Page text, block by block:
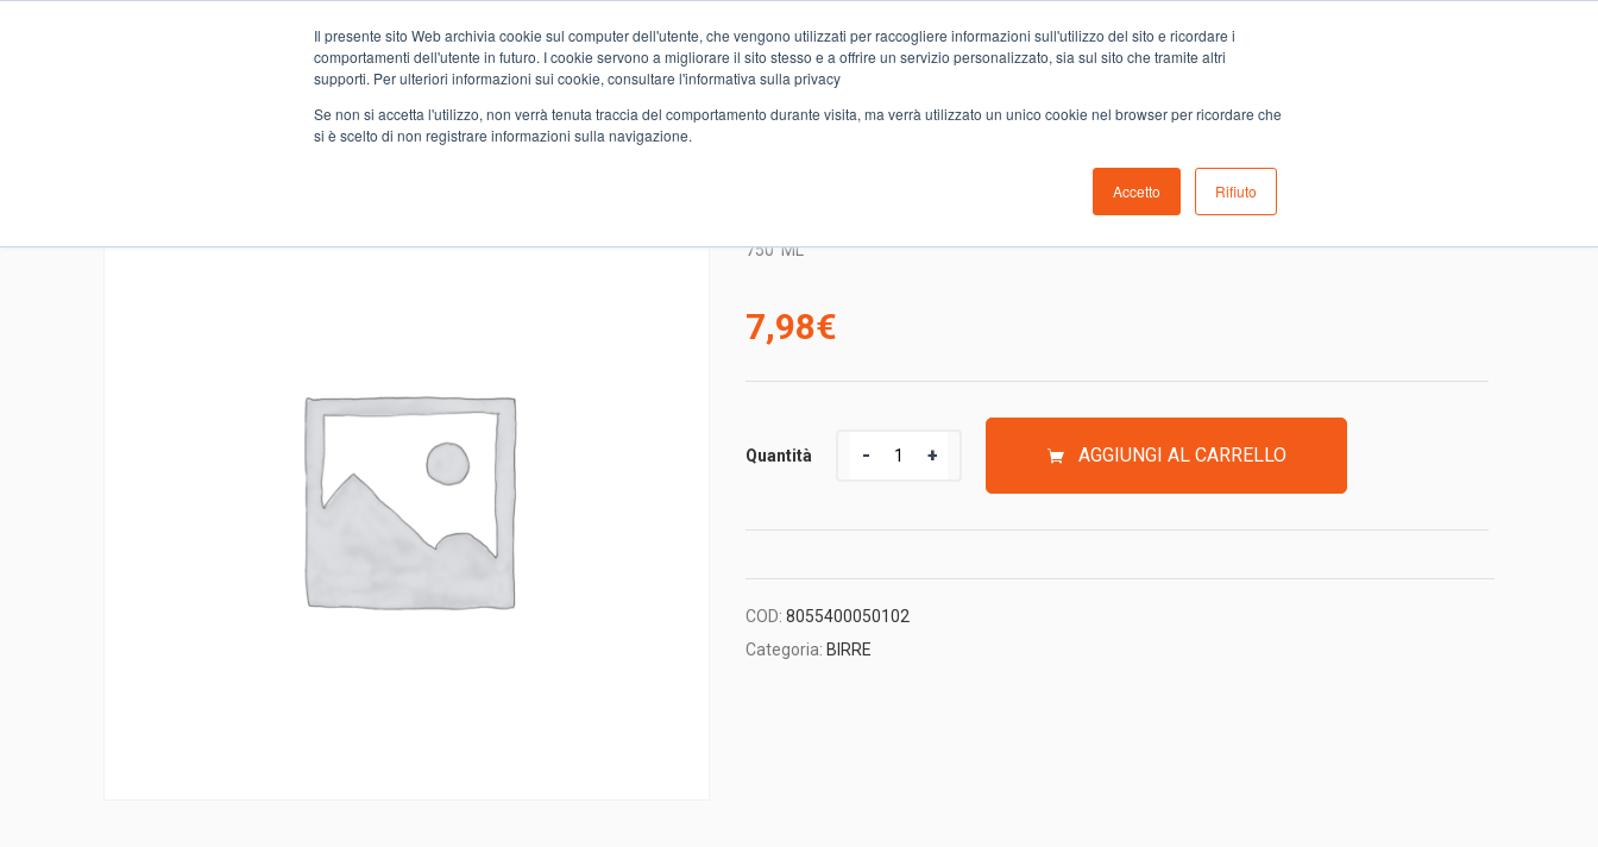
Il presente sito Web archivia cookie sul computer dell'utente, che vengono utilizzati per raccogliere informazioni sull'utilizzo del sito e ricordare i
comportamenti dell'utente in futuro. I cookie servono a migliorare il sito stesso e a offrire un servizio personalizzato, sia sul sito che tramite altri
supporti. Per ulteriori informazioni sui cookie, consultare l'informativa sulla privacy
Se non si accetta l'utilizzo, non verrà tenuta traccia del comportamento durante visita, ma verrà utilizzato un unico cookie nel browser per ricordare che
si è scelto di non registrare informazioni sulla navigazione.
Accetto Rifiuto
Novità Chi siamo Servizi Spesa online Carta Club A&O Volantino Serve aiuto?
BIRRE BIRRA DAMA BIANCA ANTICA CONTEA GORIZIA
BIRRA DAMA BIANCA ANTICA CONTEA GORIZIA
750 ML
7,98€
Quantità AGGIUNGI AL CARRELLO
COD: 8055400050102
Categoria: BIRRE